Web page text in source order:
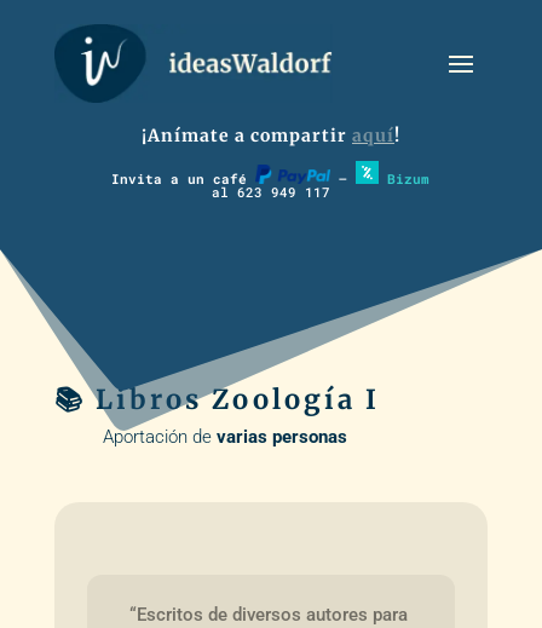
¡Anímate a compartir aquí!
Invita a un café – Bizum
al 623 949 117
📚 Libros Zoología I
Aportación de varias personas
“Escritos de diversos autores para